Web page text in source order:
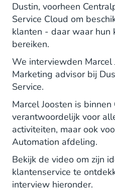
Dustin, voorheen
Service Cloud om
klanten - daar waar hun
bereiken.
We interviewden Marcel
Marketing advisor bij
Service.
Marcel Joosten is
verantwoordelijk voor
activiteiten, maar ook
Automation afdeling.
Bekijk de video om zijn
klantenservice te
interview hieronder.